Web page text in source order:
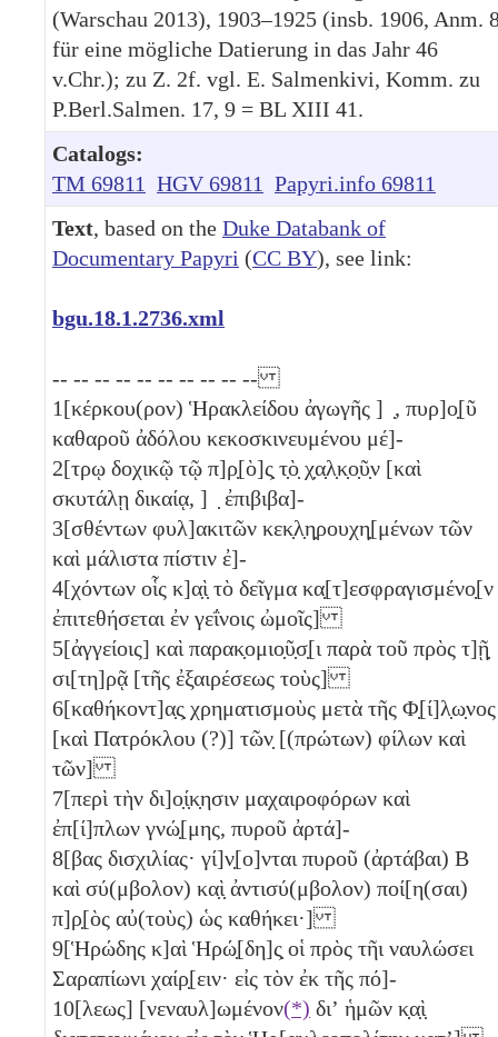
(Warschau 2013), 1903–1925 (insb. 1906, Anm.
für eine mögliche Datierung in das Jahr 46
v.Chr.); zu Z. 2f. vgl. E. Salmenkivi, Komm. zu
P.Berl.Salmen. 17, 9 = BL XIII 41.
Catalogs:
TM 69811 HGV 69811 Papyri.info 69811
Text, based on the Duke Databank of
Documentary Papyri (CC BY), see link:
bgu.18.1.2736.xml
-- -- -- -- -- -- -- -- -- --
1[κέρκου(ρον) Ἡρακλείδου ἀγωγῆς ] ̣, πυρ]ο̣[ῦ
καθαροῦ ἀδόλου κεκοσκινευμένου μέ]-
2[τρῳ δοχικῷ τῷ π]ρ̣[ὸ]ς̣ τ̣ὸ̣ χ̣α̣λ̣κ̣ο̣ῦ̣ν [καὶ
σκυτάλῃ δικαίᾳ, ] ̣ ἐπιβιβα]-
3[σθέντων φυλ]ακιτῶν κεκ̣λ̣η̣ρουχη̣[μένων τῶν
καὶ μάλιστα πίστιν ἐ]-
4[χόντων οἷς κ]α̣ὶ̣ τὸ δεῖγμα κα̣[τ]εσφραγισμένο̣[ν
ἐπιτεθήσεται ἐν γεΐνοις ὠμοῖς]
5[ἀγγείοις] καὶ παρακ̣ομιο̣ῦ̣σ̣[ι παρὰ τοῦ πρὸς τ]ῇ̣
σι[τη]ρᾷ [τῆς ἐξαιρέσεως τοὺς]
6[καθήκοντ]α̣ς̣ χρηματισμοὺς μετὰ τῆς Φ̣[ί]λ̣ω̣νος
[καὶ Πατρόκλου (?)] τῶν̣ [(πρώτων) φίλων καὶ
τῶν]
7[περὶ τὴν δι]ο̣ί̣κ̣ησιν μαχαιροφόρων καὶ
ἐπ[ί]πλων γνώ̣[μης, πυροῦ ἀρτά]-
8[βας δισχιλίας· γί]ν̣[ο]νται πυροῦ (ἀρτάβαι) Β
καὶ σύ(μβολον) κα̣ὶ̣ ἀντισύ(μβολον) ποί[η(σαι)
π]ρ̣[ὸς αὐ(τοὺς) ὡς καθήκει·]
9[Ἡρώδης κ]αὶ Ἡρώ̣[δη]ς̣ οἱ πρὸς τῆι ναυλώσει
Σαραπίωνι χαίρ̣[ειν· εἰς τὸν ἐκ τῆς πό]-
10[λεως] [νεναυλ]ωμένον(*) διʼ ἡμῶν κ̣α̣ὶ̣